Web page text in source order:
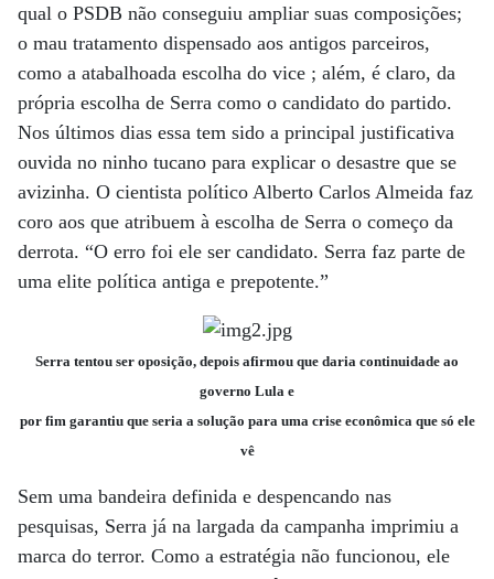
qual o PSDB não conseguiu ampliar suas composições;
o mau tratamento dispensado aos antigos parceiros,
como a atabalhoada escolha do vice ; além, é claro, da
própria escolha de Serra como o candidato do partido.
Nos últimos dias essa tem sido a principal justificativa
ouvida no ninho tucano para explicar o desastre que se
avizinha. O cientista político Alberto Carlos Almeida faz
coro aos que atribuem à escolha de Serra o começo da
derrota. “O erro foi ele ser candidato. Serra faz parte de
uma elite política antiga e prepotente.”
Serra tentou ser oposição, depois afirmou que daria continuidade ao
governo Lula e
por fim garantiu que seria a solução para uma crise econômica que só ele
vê
Sem uma bandeira definida e despencando nas
pesquisas, Serra já na largada da campanha imprimiu a
marca do terror. Como a estratégia não funcionou, ele